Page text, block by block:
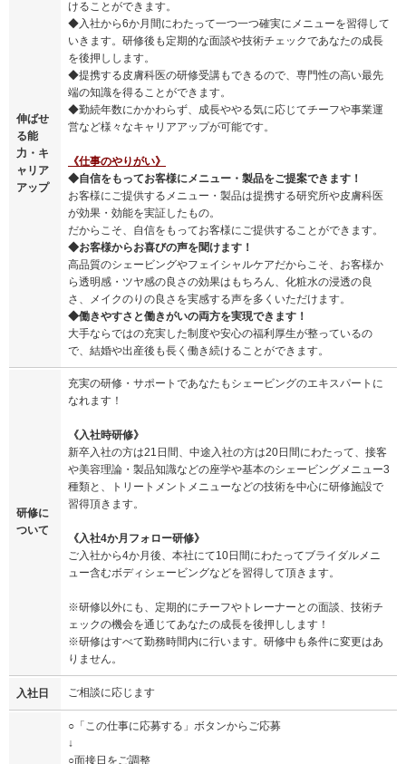
伸ばせ
る能
力・キ
ャリア
アップ
けることができます。
◆入社から6か月間にわたって一つ一つ確実にメニューを習得して
いきます。研修後も定期的な面談や技術チェックであなたの成長
を後押しします。
◆提携する皮膚科医の研修受講もできるので、専門性の高い最先
端の知識を得ることができます。
◆勤続年数にかかわらず、成長ややる気に応じてチーフや事業運
営など様々なキャリアアップが可能です。
《仕事のやりがい》
◆自信をもってお客様にメニュー・製品をご提案できます！
お客様にご提供するメニュー・製品は提携する研究所や皮膚科医
が効果・効能を実証したもの。
だからこそ、自信をもってお客様にご提供することができます。
◆お客様からお喜びの声を聞けます！
高品質のシェービングやフェイシャルケアだからこそ、お客様か
ら透明感・ツヤ感の良さの効果はもちろん、化粧水の浸透の良
さ、メイクのりの良さを実感する声を多くいただけます。
◆働きやすさと働きがいの両方を実現できます！
大手ならではの充実した制度や安心の福利厚生が整っているの
で、結婚や出産後も長く働き続けることができます。
研修に
ついて
充実の研修・サポートであなたもシェービングのエキスパートに
なれます！
《入社時研修》
新卒入社の方は21日間、中途入社の方は20日間にわたって、接客
や美容理論・製品知識などの座学や基本のシェービングメニュー3
種類と、トリートメントメニューなどの技術を中心に研修施設で
習得頂きます。
《入社4か月フォロー研修》
ご入社から4か月後、本社にて10日間にわたってブライダルメニ
ュー含むボディシェービングなどを習得して頂きます。
※研修以外にも、定期的にチーフやトレーナーとの面談、技術チ
ェックの機会を通じてあなたの成長を後押しします！
※研修はすべて勤務時間内に行います。研修中も条件に変更はあ
りません。
入社日 ご相談に応じます
○「この仕事に応募する」ボタンからご応募
↓
○面接日をご調整